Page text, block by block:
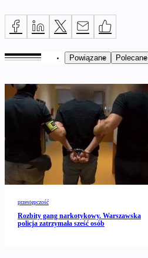
Powiązane Polecane
przestępczość
Rozbity gang narkotykowy. Warszawska
policja zatrzymała sześć osób